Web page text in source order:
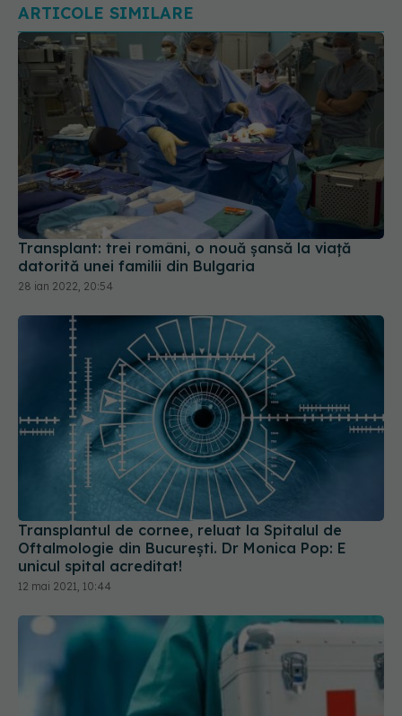
ARTICOLE SIMILARE
Transplant: trei români, o nouă șansă la viață
datorită unei familii din Bulgaria
28 ian 2022, 20:54
Transplantul de cornee, reluat la Spitalul de
Oftalmologie din București. Dr Monica Pop: E
unicul spital acreditat!
12 mai 2021, 10:44